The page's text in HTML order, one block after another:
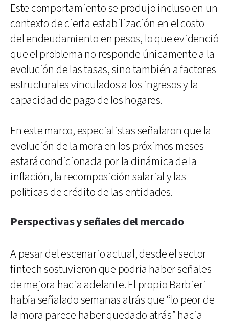
Este comportamiento se produjo incluso en un
contexto de cierta estabilización en el costo
del endeudamiento en pesos, lo que evidenció
que el problema no responde únicamente a la
evolución de las tasas, sino también a factores
estructurales vinculados a los ingresos y la
capacidad de pago de los hogares.
En este marco, especialistas señalaron que la
evolución de la mora en los próximos meses
estará condicionada por la dinámica de la
inflación, la recomposición salarial y las
políticas de crédito de las entidades.
Perspectivas y señales del mercado
A pesar del escenario actual, desde el sector
fintech sostuvieron que podría haber señales
de mejora hacia adelante. El propio Barbieri
había señalado semanas atrás que “lo peor de
la mora parece haber quedado atrás” hacia